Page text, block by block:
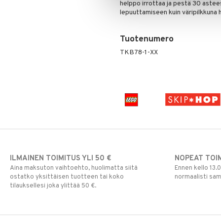
helppo irrottaa ja pestä 30
lepuuttamiseen kuin väripilkkuna
Tuotenumero
TKB78-1-XX
ILMAINEN TOIMITUS YLI 50 €
Aina maksuton vaihtoehto, huolimatta siitä
ostatko yksittäisen tuotteen tai koko
tilauksellesi joka ylittää 50 €.
NOPEAT
Ennen kello
normaalisti